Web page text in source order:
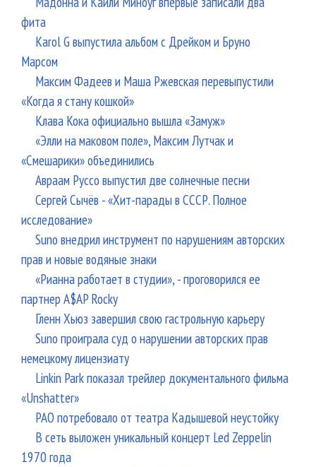
фита
Karol G выпустила альбом с Дрейком и Бруно
Марсом
Максим Фадеев и Маша Ржевская перевыпустили
«Когда я стану кошкой»
Клава Кока официально вышла «Замуж»
«Элли на маковом поле», Максим Лутчак и
«Смешарики» объединились
Авраам Руссо выпустил две солнечные песни
Сергей Сычёв - «Хит-парады в СССР. Полное
исследование»
Suno внедрил инструмент по нарушениям авторских
прав и новые водяные знаки
«Рианна работает в студии», - проговорился ее
партнер A$AP Rocky
Гленн Хьюз завершил свою гастрольную карьеру
Suno проиграла суд о нарушении авторских прав
немецкому лицензиату
Linkin Park показал трейлер документального фильма
«Unshatter»
РАО потребовало от театра Кадышевой неустойку
В сеть выложен уникальный концерт Led Zeppelin
1970 года